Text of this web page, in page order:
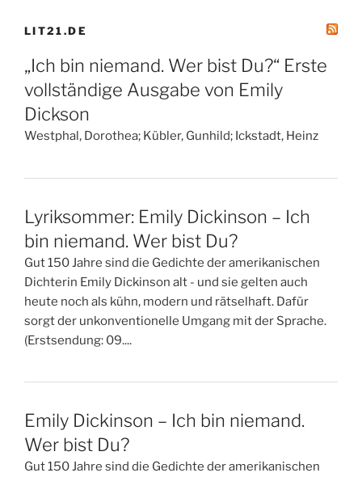
LIT21.DE
„Ich bin niemand. Wer bist Du?“ Erste
vollständige Ausgabe von Emily
Dickson
Westphal, Dorothea; Kübler, Gunhild; Ickstadt, Heinz
Lyriksommer: Emily Dickinson – Ich
bin niemand. Wer bist Du?
Gut 150 Jahre sind die Gedichte der amerikanischen
Dichterin Emily Dickinson alt - und sie gelten auch
heute noch als kühn, modern und rätselhaft. Dafür
sorgt der unkonventionelle Umgang mit der Sprache.
(Erstsendung: 09....
Emily Dickinson – Ich bin niemand.
Wer bist Du?
Gut 150 Jahre sind die Gedichte der amerikanischen